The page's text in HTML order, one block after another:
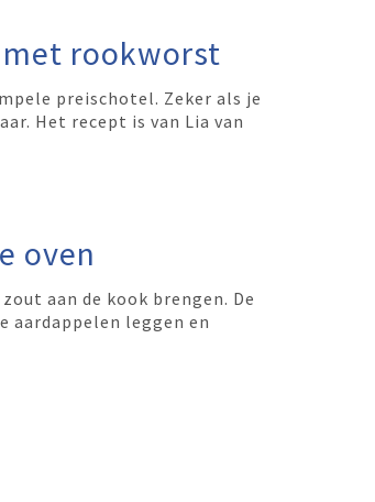
rookworst
preischotel. Zeker als je
Het recept is van Lia van
oven
aan de kook brengen. De
aardappelen leggen en